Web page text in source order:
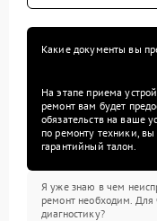
Какие документы вы
На этапе приема
ремонт вам будет
обязательств на ваше
по ремонту техники,
гарантийный талон.
Я уже знаю в чем
ремонт необходим. Для
диагностику?